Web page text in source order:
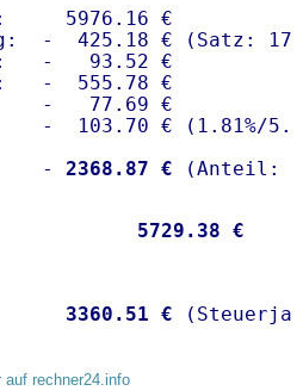
5976.16 €
-  425.18 € (Satz:
-   93.52 €
-  555.78 €
-   77.69 €
-  103.70 € ( 1.81%/
-
2368.87 €
5729.38 €
3360.51 €
auf rechner24.info